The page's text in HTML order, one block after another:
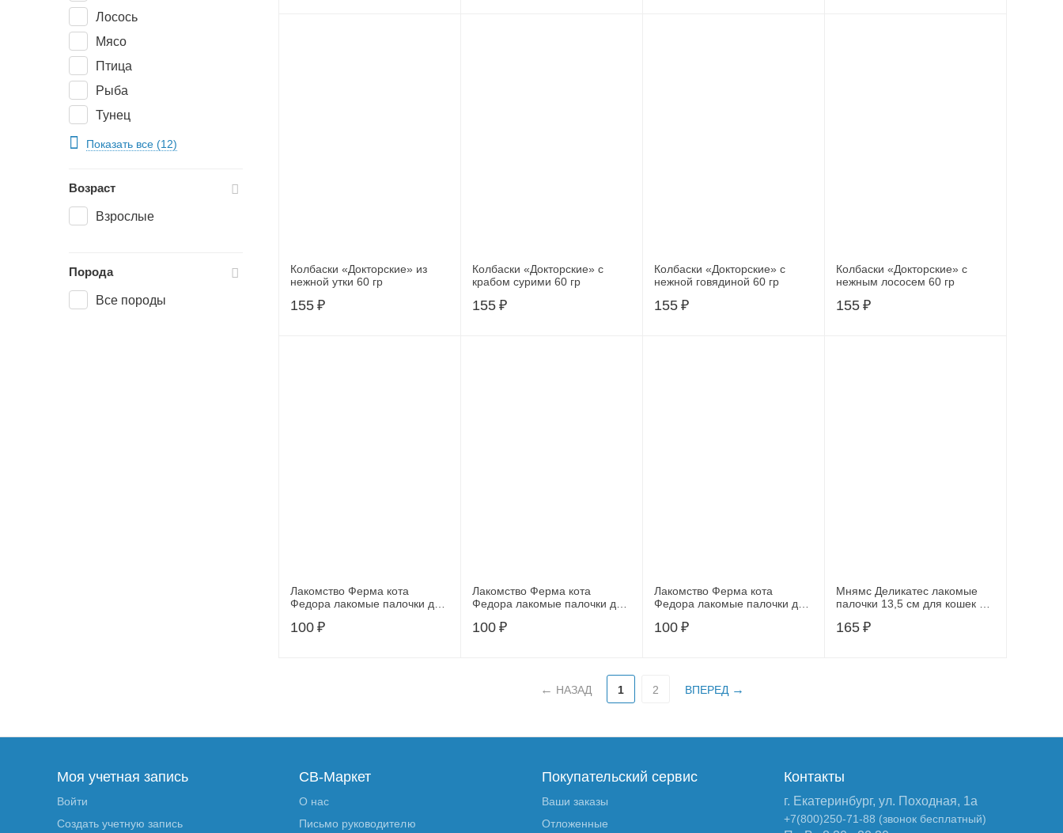
Колбаски «Докторские» из
нежной утки 60 гр
155 ₽
Колбаски «Докторские» с
крабом сурими 60 гр
155 ₽
Колбаски «Докторские» с
нежной говядиной 60 гр
155 ₽
Колбаски «Докторские» с
нежным лососем 60 гр
155 ₽
Лакомство Ферма кота
Федора лакомые палочки для
г100 ₽
Лакомство Ферма кота
Федора лакомые палочки для
100 ₽
Лакомство Ферма кота
Федора лакомые палочки для
г100 ₽
Мнямс Деликатес лакомые
палочки 13,5 см для кошек с
165 ₽
НАЗАД 1 2 ВПЕРЕД
Лосось
Мясо
Птица
Рыба
Тунец
Утка
Показать все (12)
Возраст
Взрослые
Порода
Все породы
Моя учетная запись
Войти
Создать учетную запись
СВ-Маркет
О нас
Письмо руководителю
Покупательский сервис
Ваши заказы
Отложенные
Контакты
г. Екатеринбург, ул. Походная, 1а
+7(800)250-71-88 (звонок бесплатный)